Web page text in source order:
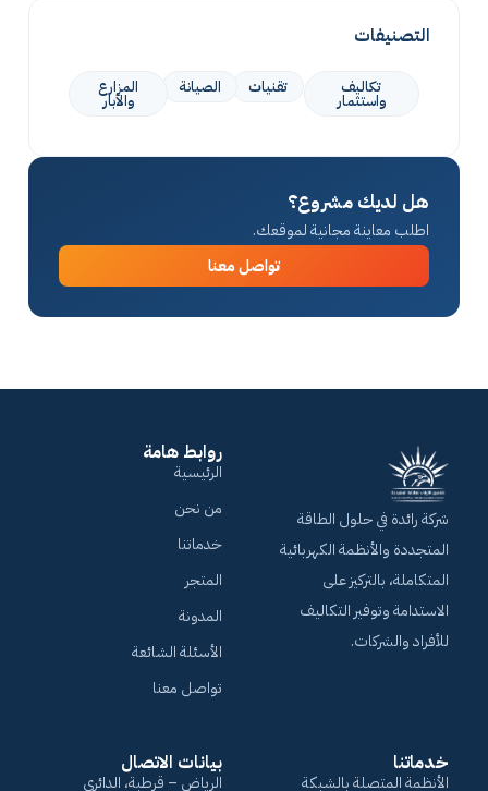
التصنيفات
تكاليف
واستثمار
تقنيات الصيانة المزارع
والآبار
هل لديك مشروع؟
اطلب معاينة مجانية لموقعك.
تواصل معنا
شركة رائدة في حلول الطاقة
المتجددة والأنظمة الكهربائية
المتكاملة، بالتركيز على
الاستدامة وتوفير التكاليف
للأفراد والشركات.
روابط هامة
الرئيسية
من نحن
خدماتنا
المتجر
المدونة
الأسئلة الشائعة
تواصل معنا
خدماتنا
الأنظمة المتصلة بالشبكة
بيانات الاتصال
الرياض – قرطبة، الدائري